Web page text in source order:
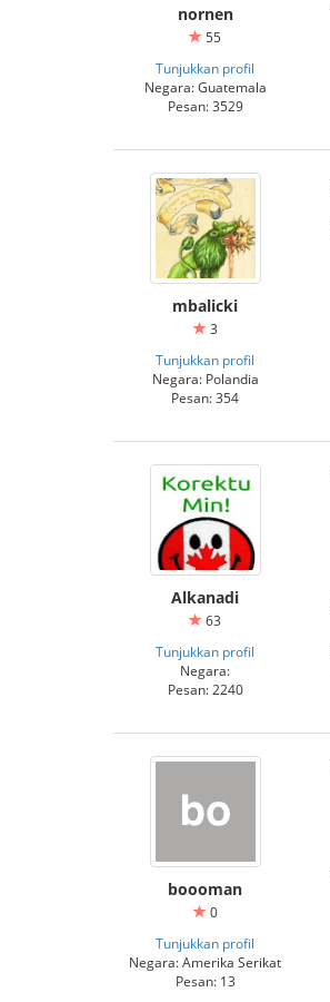
nornen
55
Tunjukkan profil
Negara: Guatemala
Pesan: 3529
mbalicki
3
Tunjukkan profil
Negara: Polandia
Pesan: 354
Alkanadi
63
Tunjukkan profil
Negara:
Pesan: 2240
boooman
0
Tunjukkan profil
Negara: Amerika Serikat
Pesan: 13